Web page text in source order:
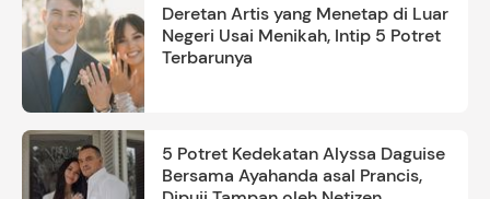
Deretan Artis yang Menetap di Luar
Negeri Usai Menikah, Intip 5 Potret
Terbarunya
5 Potret Kedekatan Alyssa Daguise
Bersama Ayahanda asal Prancis,